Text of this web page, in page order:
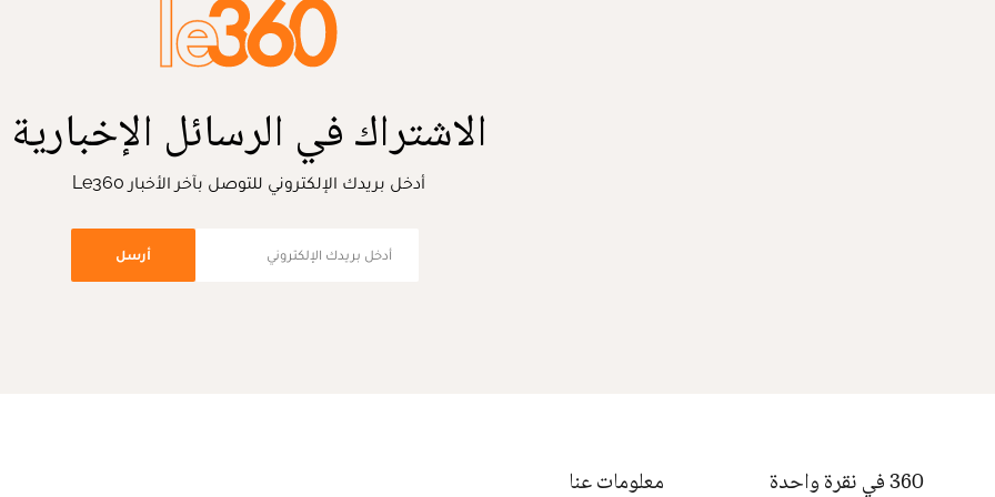
الاشتراك في الرسائل الإخبارية
أدخل بريدك الإلكتروني للتوصل بآخر الأخبار Le360
أرسل
360 في نقرة واحدة معلومات عنا